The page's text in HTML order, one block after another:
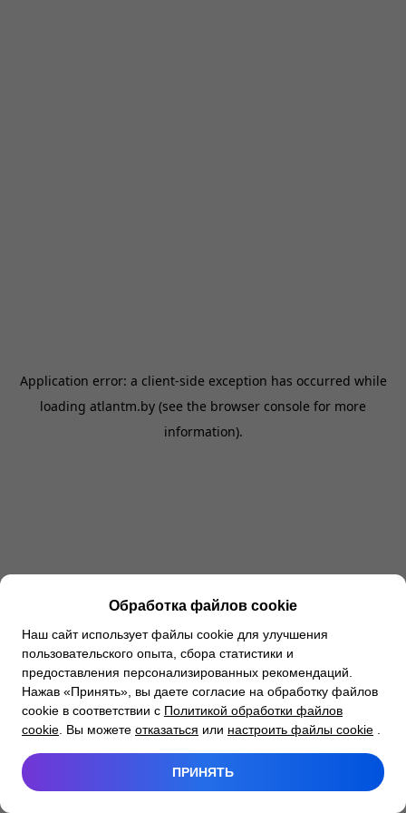
Application error: a client-side exception has occurred while
loading atlantm.by (see the browser console for more
information).
Обработка файлов cookie
Наш сайт использует файлы cookie для улучшения
пользовательского опыта, сбора статистики и
предоставления персонализированных рекомендаций.
Нажав «Принять», вы даете согласие на обработку файлов
cookie в соответствии с Политикой обработки файлов
cookie . Вы можете отказаться или настроить файлы cookie
ПРИНЯТЬ